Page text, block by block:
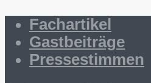
Fachartikel
Gastbeiträge
Pressestimmen